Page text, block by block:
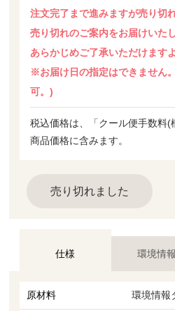
注文完了まで進みますが売り切
売り切れのご案内をお届けいたし
あらかじめご了承いただけます
※お届け日の指定はできません
可。)
税込価格は、「クール便手数料(
商品価格に含みます。
売り切れました
仕様 環境情報
原材料 環境情報